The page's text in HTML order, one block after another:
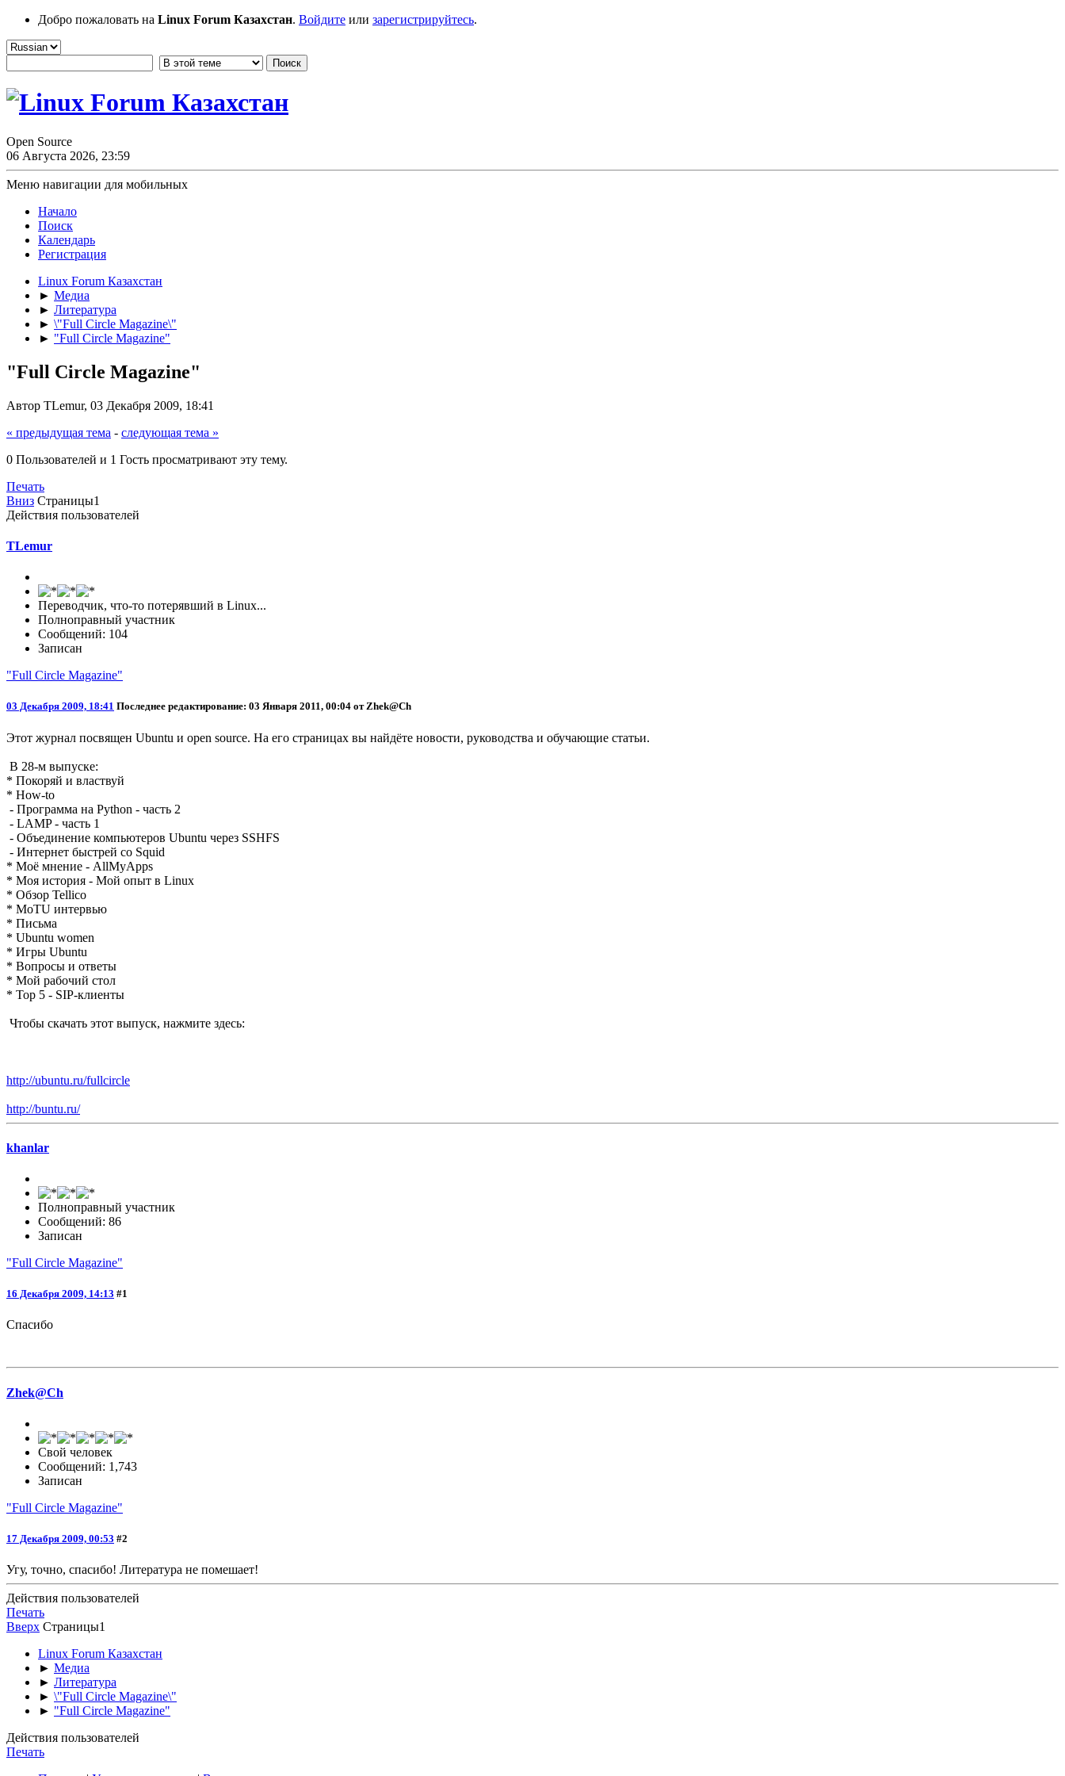
Добро пожаловать на Linux Forum Казахстан. Войдите или зарегистрируйтесь.
Open Source
06 Августа 2026, 23:59
Меню навигации для мобильных
Начало
Поиск
Календарь
Регистрация
Linux Forum Казахстан
► Медиа
► Литература
► \"Full Circle Magazine\"
► "Full Circle Magazine"
"Full Circle Magazine"
Автор TLemur, 03 Декабря 2009, 18:41
« предыдущая тема - следующая тема »
0 Пользователей и 1 Гость просматривают эту тему.
Печать
Вниз Страницы1
Действия пользователей
TLemur
Переводчик, что-то потерявший в Linux...
Полноправный участник
Сообщений: 104
Записан
"Full Circle Magazine"
03 Декабря 2009, 18:41 Последнее редактирование: 03 Января 2011, 00:04 от Zhek@Ch
Этот журнал посвящен Ubuntu и open source. На его страницах вы найдёте новости, руководства и обучающие статьи.
В 28-м выпуске:
* Покоряй и властвуй
* How-to
- Программа на Python - часть 2
- LAMP - часть 1
- Объединение компьютеров Ubuntu через SSHFS
- Интернет быстрей со Squid
* Моё мнение - AllMyApps
* Моя история - Мой опыт в Linux
* Обзор Tellico
* MoTU интервью
* Письма
* Ubuntu women
* Игры Ubuntu
* Вопросы и ответы
* Мой рабочий стол
* Top 5 - SIP-клиенты
Чтобы скачать этот выпуск, нажмите здесь:
http://ubuntu.ru/fullcircle
http://buntu.ru/
khanlar
Полноправный участник
Сообщений: 86
Записан
"Full Circle Magazine"
16 Декабря 2009, 14:13 #1
Спасибо
Zhek@Ch
Свой человек
Сообщений: 1,743
Записан
"Full Circle Magazine"
17 Декабря 2009, 00:53 #2
Угу, точно, спасибо! Литература не помешает!
Действия пользователей
Печать
Вверх Страницы1
Linux Forum Казахстан
► Медиа
► Литература
► \"Full Circle Magazine\"
► "Full Circle Magazine"
Действия пользователей
Печать